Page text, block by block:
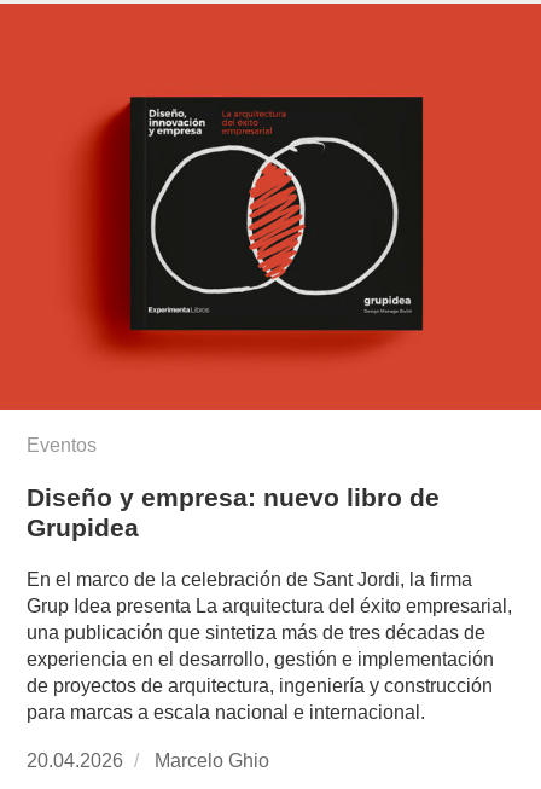
Eventos
Diseño y empresa: nuevo libro de
Grupidea
En el marco de la celebración de Sant Jordi, la firma
Grup Idea presenta La arquitectura del éxito empresarial,
una publicación que sintetiza más de tres décadas de
experiencia en el desarrollo, gestión e implementación
de proyectos de arquitectura, ingeniería y construcción
para marcas a escala nacional e internacional.
Publicado
20.04.2026
https://www.experimenta.es/author/marcelo-
Marcelo Ghio